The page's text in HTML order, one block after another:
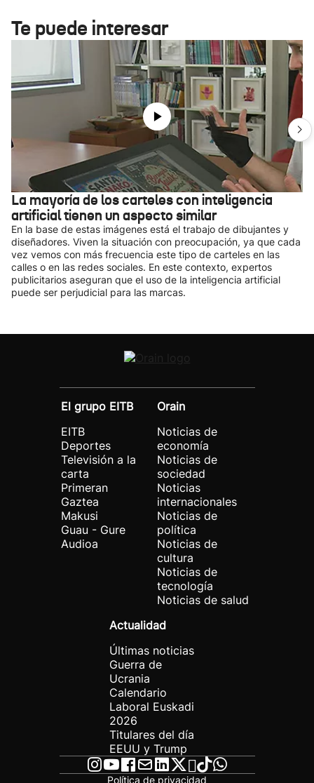
Te puede interesar
La mayoría de los carteles con inteligencia
artificial tienen un aspecto similar
En la base de estas imágenes está el trabajo de dibujantes y
diseñadores. Viven la situación con preocupación, ya que cada
vez vemos con más frecuencia este tipo de carteles en las
calles o en las redes sociales. En este contexto, expertos
publicitarios aseguran que el uso de la inteligencia artificial
puede ser perjudicial para las marcas.
El grupo EITB
EITB
Deportes
Televisión a la
carta
Primeran
Gaztea
Makusi
Guau - Gure
Audioa
Orain
Noticias de
economía
Noticias de
sociedad
Noticias
internacionales
Noticias de
política
Noticias de
cultura
Noticias de
tecnología
Noticias de salud
Actualidad
Últimas noticias
Guerra de
Ucrania
Calendario
Laboral Euskadi
2026
Titulares del día
EEUU y Trump
Política de privacidad